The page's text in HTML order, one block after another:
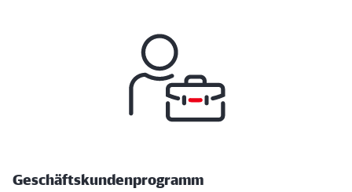
Geschäftskundenprogramm